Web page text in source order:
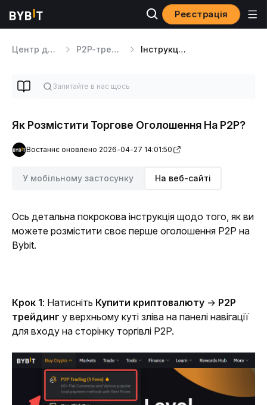
Реєстрація
Центр допомоги P2P-трейдинг Інструкції для мерчантів P2P
Як Розмістити Торгове Оголошення На P2P?
Востаннє оновлено 2026-04-27 14:01:50
У мобільному застосунку На веб-сайті
Ось детальна покрокова інструкція щодо того, як ви
можете розмістити своє перше оголошення P2P на
Bybit.
Крок 1: Натисніть Купити криптовалюту → P2P
трейдинг у верхньому куті зліва на панелі навігації
для входу на сторінку торгівлі P2P.